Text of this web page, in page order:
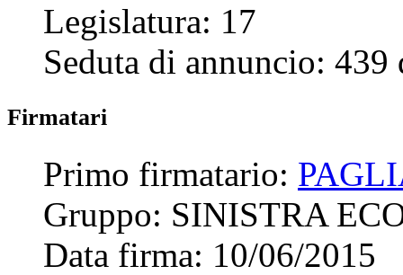
Legislatura: 17
Seduta di annuncio: 439
Firmatari
Primo firmatario:
Gruppo: SINISTRA
Data firma: 10/06/2015